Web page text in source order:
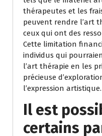
thérapeutes et les
peuvent rendre l’art
ceux qui ont des
Cette limitation
individus qui
l’art thérapie en les
précieuse
l’expression artistique.
Il est
certains